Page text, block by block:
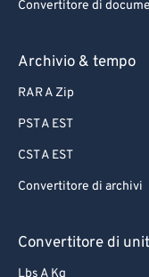
Convertitore di
Archivio & tempo
RAR A Zip
PST A EST
CST A EST
Convertitore di archivi
Convertitore di